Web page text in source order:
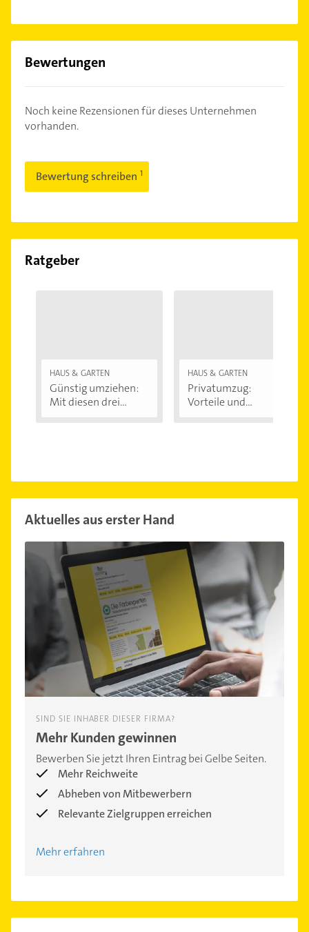
Bewertungen
Noch keine Rezensionen für dieses Unternehmen
vorhanden.
Bewertung schreiben
Ratgeber
HAUS & GARTEN
Günstig umziehen:
Mit diesen drei...
HAUS & GARTEN
Privatumzug:
Vorteile und
Aktuelles aus erster Hand
SIND SIE INHABER DIESER FIRMA?
Mehr Kunden gewinnen
Bewerben Sie jetzt Ihren Eintrag bei Gelbe Seiten.
Mehr Reichweite
Abheben von Mitbewerbern
Relevante Zielgruppen erreichen
Mehr erfahren